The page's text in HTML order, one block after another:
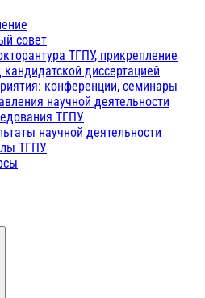
совет
ТГПУ, прикрепление
диссертацией
конференции, семинары
научной деятельности
ТГПУ
научной деятельности
ТГПУ